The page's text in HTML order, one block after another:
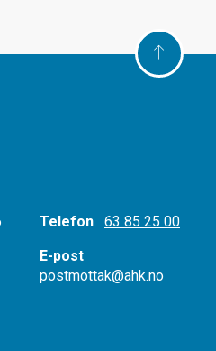
Telefon 63 85 25 00
E-post
postmottak@ahk.no